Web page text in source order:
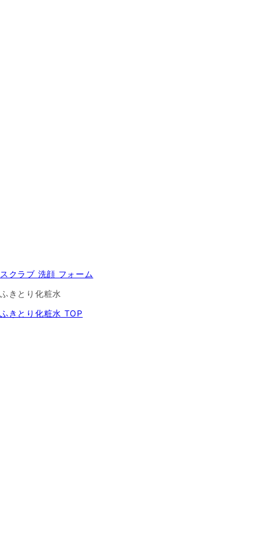
スクラブ 洗顔 フォーム
ふきとり化粧水
ふきとり化粧水 TOP